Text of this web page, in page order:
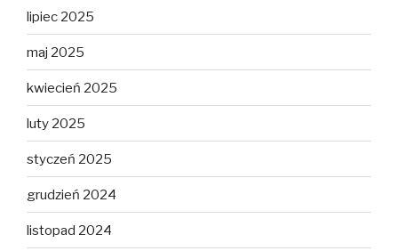
lipiec 2025
maj 2025
kwiecień 2025
luty 2025
styczeń 2025
grudzień 2024
listopad 2024